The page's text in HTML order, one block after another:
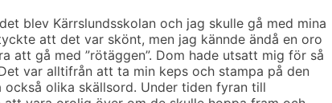
blev Kärrslundsskolan och jag skulle gå med mina
att det var skönt, men jag kännde ändå en oro
att gå med ”rötäggen”. Dom hade utsatt mig för så
var alltifrån att ta min keps och stampa på den
olika skällsord. Under tiden fyran till